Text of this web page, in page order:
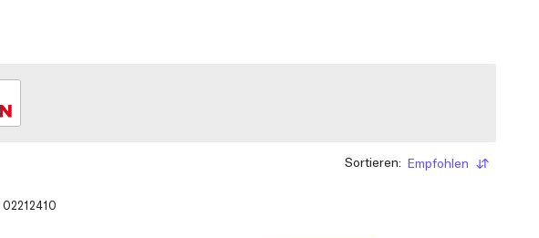
Sortieren: Empfohlen
Sortieren
02212410